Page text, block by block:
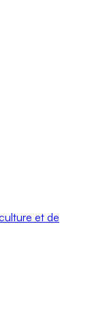
et de